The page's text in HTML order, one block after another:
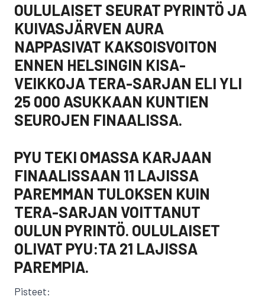
OULULAISET SEURAT PYRINTÖ JA
KUIVASJÄRVEN AURA
NAPPASIVAT KAKSOISVOITON
ENNEN HELSINGIN KISA-
VEIKKOJA TERA-SARJAN ELI YLI
25 000 ASUKKAAN KUNTIEN
SEUROJEN FINAALISSA.
PYU TEKI OMASSA KARJAAN
FINAALISSAAN 11 LAJISSA
PAREMMAN TULOKSEN KUIN
TERA-SARJAN VOITTANUT
OULUN PYRINTÖ. OULULAISET
OLIVAT PYU:TA 21 LAJISSA
PAREMPIA.
Pisteet: